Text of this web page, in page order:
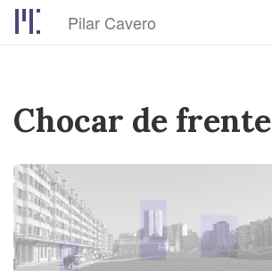
principal
Pilar Cavero
Chocar de frente